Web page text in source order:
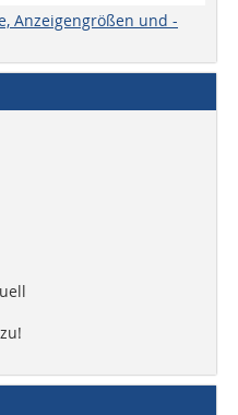
Anzeigengrößen und -